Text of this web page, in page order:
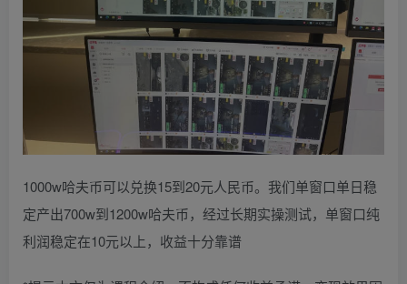
1000w哈夫币可以兑换15到20元人民币。我们单窗口单日稳
定产出700w到1200w哈夫币，经过长期实操测试，单窗口纯
利润稳定在10元以上，收益十分靠谱